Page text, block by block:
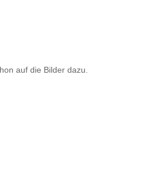
auf die Bilder dazu.